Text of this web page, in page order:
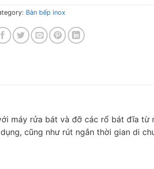
Bàn bếp inox
máy rửa bát và đỡ các rổ bát đĩa từ
cũng như rút ngắn thời gian di